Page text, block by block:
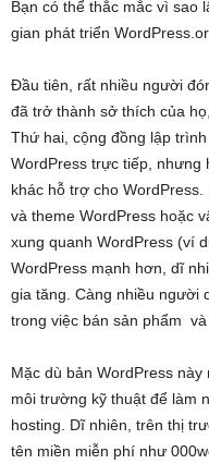
Bạn có thể thắc mắc vì sao
gian phát triển
Đầu tiên, rất nhiều người
đã trở thành sở thích của
Thứ hai, cộng đồng lập
WordPress trực tiếp, nhưng
khác hỗ trợ cho
và theme WordPress hoặc
xung quanh WordPress (ví
WordPress mạnh hơn, dĩ
gia tăng. Càng nhiều người
trong việc bán sản phẩm
Mặc dù bản WordPress
môi trường kỹ thuật để làm
hosting. Dĩ nhiên, trên thị
tên miền miễn phí như